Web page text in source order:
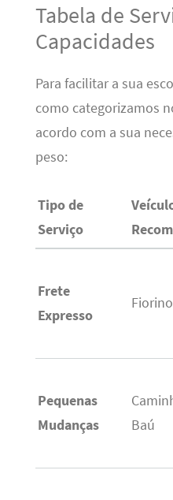
Tabela de
Capacidades
Para facilitar a sua
como categorizamos
acordo com a sua
peso:
Tipo de
Serviço
Frete
Expresso
Pequenas
Mudanças
Baú